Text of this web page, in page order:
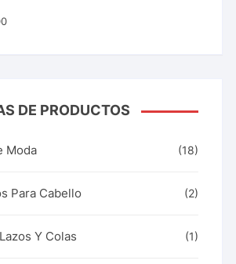
DE PRODUCTOS
Moda (18)
Para Cabello (2)
Y Colas (1)